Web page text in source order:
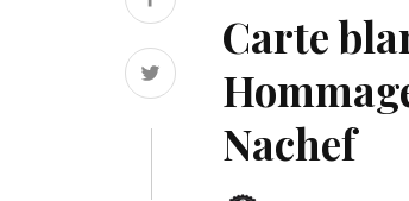
Carte
Nachef